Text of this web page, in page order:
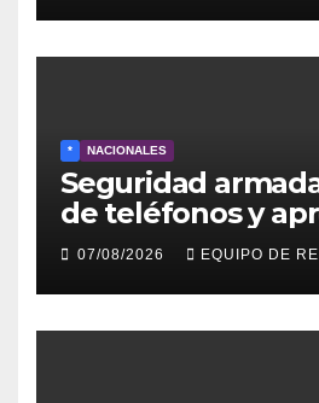
Venezuela
* NACIONALES
Seguridad
de teléfonos y
prensa en el
diálogo venezolano
07/08/2026 EQUIPO DE